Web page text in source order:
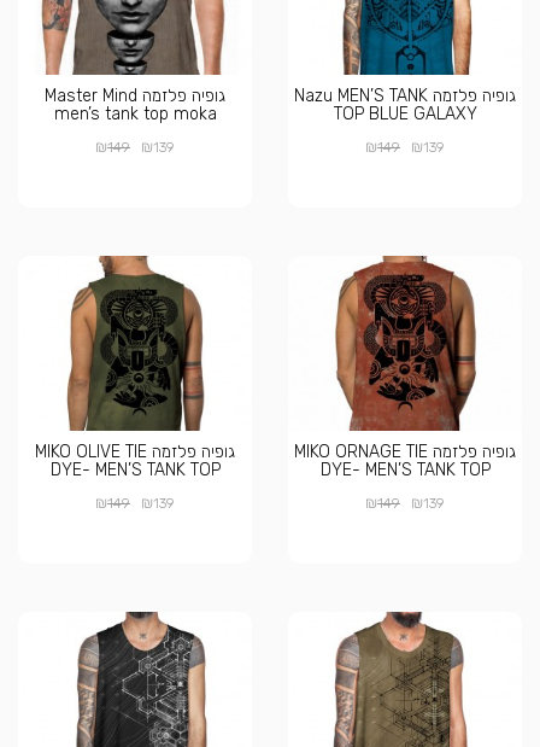
גופיה פלזמה Nazu MEN’S TANK
TOP BLUE GALAXY
₪139
₪149
גופיה פלזמה Master Mind
men’s tank top moka
₪139
₪149
גופיה פלזמה MIKO ORNAGE TIE
DYE- MEN’S TANK TOP
₪139
₪149
גופיה פלזמה MIKO OLIVE TIE
DYE- MEN’S TANK TOP
₪139
₪149